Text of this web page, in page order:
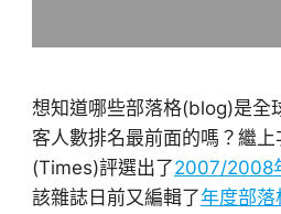
想知道哪些部落格(blog)是全
客人數排名最前面的嗎？繼
(Times)評選出了2007/2008
該雜誌日前又編輯了年度部